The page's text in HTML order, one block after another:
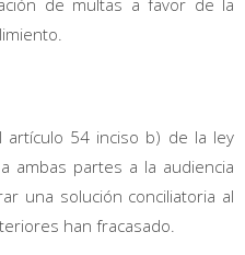
54 inciso b) de la ley
ambas partes a la audiencia
una solución conciliatoria al
han fracasado.